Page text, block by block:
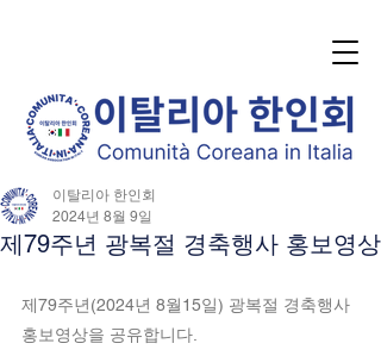
제79주년 광복절 경축행사 홍보영상
이탈리아 한인회
2024년 8월 9일
제79주년(2024년 8월15일) 광복절 경축행사
홍보영상을 공유합니다.